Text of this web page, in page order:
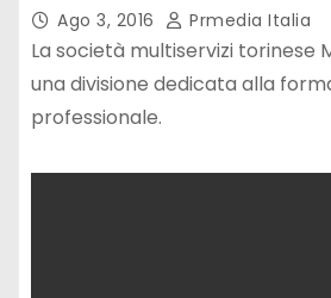
Ago 3, 2016 Prmedia Italia
La società multiservizi torinese
una divisione dedicata alla
professionale.